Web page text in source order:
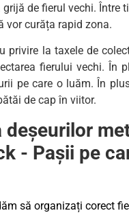
de fierul vechi. Între
vor curăța rapid zona.
privire la taxele de
fierului vechi. În
pe care o luăm. În
de cap în viitor.
deșeurilor
- Pașii pe
să organizați corect